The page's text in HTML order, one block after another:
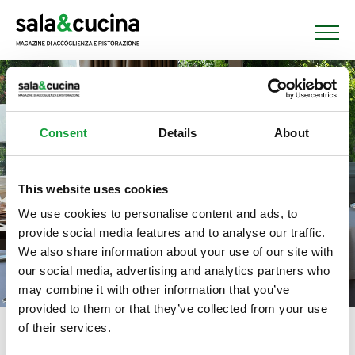
Consent Details About
This website uses cookies
We use cookies to personalise content and ads, to
provide social media features and to analyse our traffic.
We also share information about your use of our site with
our social media, advertising and analytics partners who
may combine it with other information that you’ve
provided to them or that they’ve collected from your use
of their services.